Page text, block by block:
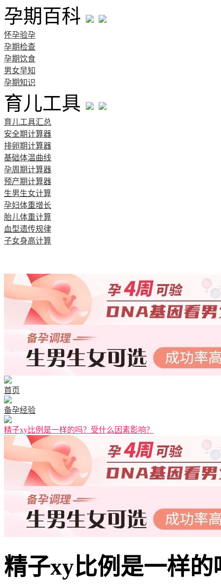
孕期百科
怀孕验孕
孕期检查
孕期饮食
男女早知
孕期知识
育儿工具
育儿工具汇总
安全期计算器
排卵期计算器
基础体温曲线
孕周期计算器
预产期计算器
生男生女计算
孕妇体重增长
胎儿体重计算
血型遗传规律
子女身高计算
首页
备孕经验
精子xy比例是一样的吗？受什么因素影响？
精子xy比例是一样